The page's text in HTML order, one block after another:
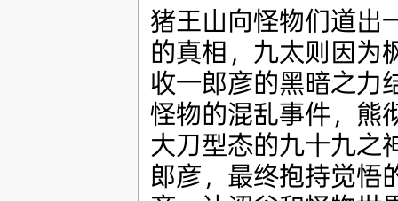
猪王山向怪物们道出
的真相，九太则因为
收一郎彦的黑暗之力
怪物的混乱事件，熊
大刀型态的九十九之
郎彦，最终抱持觉悟